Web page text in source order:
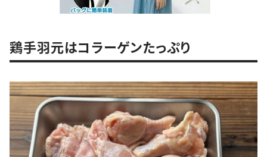
鶏手羽元はコラーゲンたっぷり